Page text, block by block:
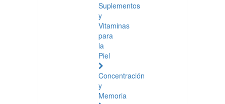
Suplementos
y
Vitaminas
para
la
Piel
Concentración
y
Memoria